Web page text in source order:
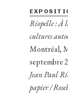
Riopelle : À
cultures
Montréal,
septembre
Jean Paul
papier /